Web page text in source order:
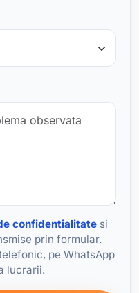
confidentialitatesi
prin formular.
pe WhatsApp
lucrarii.